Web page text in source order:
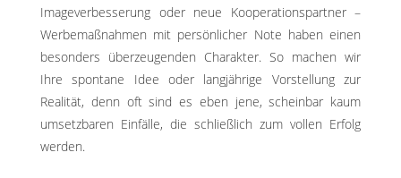
Imageverbesserung oder neue Kooperationspartner –
Werbemaßnahmen mit persönlicher Note haben einen
besonders überzeugenden Charakter. So machen wir
Ihre spontane Idee oder langjährige Vorstellung zur
Realität, denn oft sind es eben jene, scheinbar kaum
umsetzbaren Einfälle, die schließlich zum vollen Erfolg
werden.